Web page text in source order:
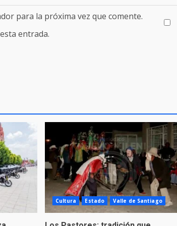
para la próxima vez que comente.
entrada.
Cultura Estado Valle de Santiago